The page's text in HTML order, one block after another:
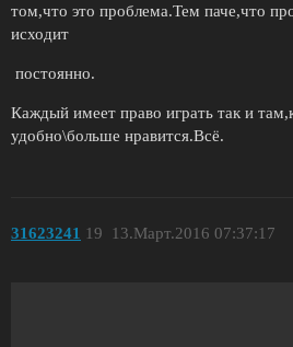
том,что это проблема.Тем паче,что
исходит
постоянно.
Каждый имеет право играть так и
удобно\больше нравится.Всё.
31623241 13.Март.2016 07:37:17
19